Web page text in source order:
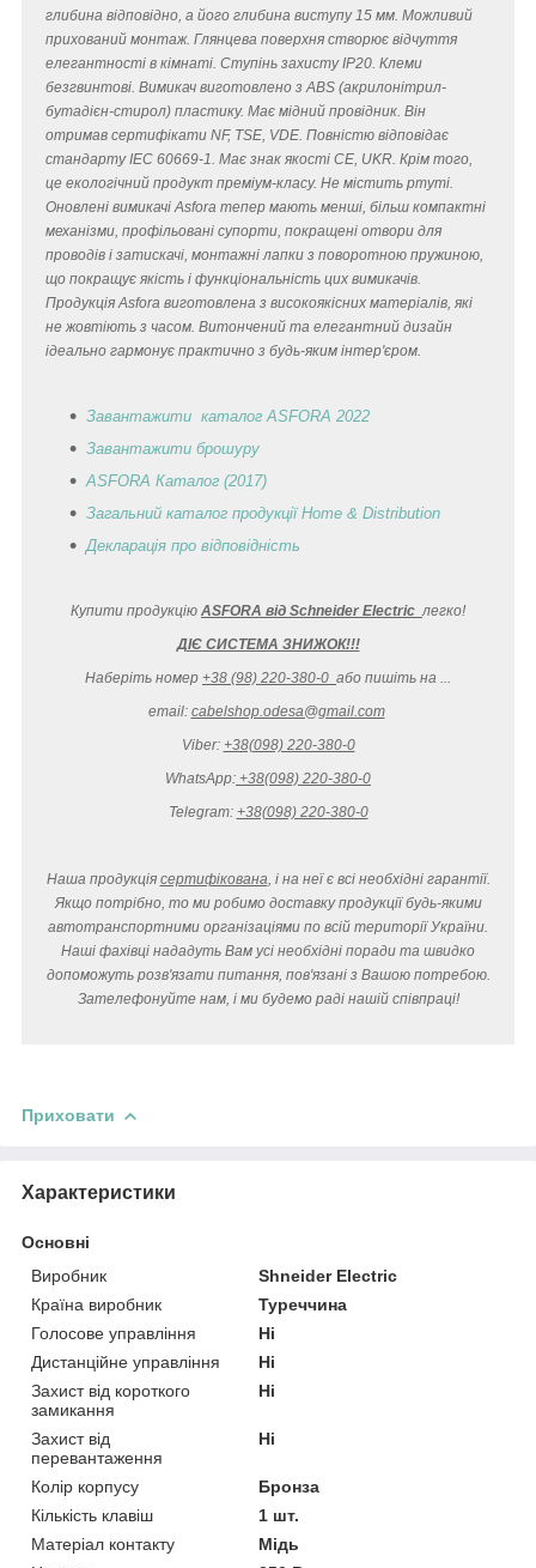
глибина відповідно, а його глибина виступу 15 мм. Можливий
прихований монтаж. Глянцева поверхня створює відчуття
елегантності в кімнаті. Ступінь захисту IP20. Клеми
безгвинтові. Вимикач виготовлено з ABS (акрилонітрил-
бутадієн-стирол) пластику. Має мідний провідник. Він
отримав сертифікати NF, TSE, VDE. Повністю відповідає
стандарту IEC 60669-1. Має знак якості CE, UKR. Крім того,
це екологічний продукт преміум-класу. Не містить ртуті.
Оновлені вимикачі Asfora тепер мають менші, більш компактні
механізми, профільовані супорти, покращені отвори для
проводів і затискачі, монтажні лапки з поворотною пружиною,
що покращує якість і функціональність цих вимикачів.
Продукція Asfora виготовлена з високоякісних матеріалів, які
не жовтіють з часом. Витончений та елегантний дизайн
ідеально гармонує практично з будь-яким інтер'єром.
Завантажити каталог ASFORA 2022
Завантажити брошуру
ASFORA Каталог (2017)
Загальний каталог продукції Home & Distribution
Декларація про відповідність
Купити продукцію ASFORA від Schneider Electric легко!
ДІЄ СИСТЕМА ЗНИЖОК!!!
Наберіть номер +38 (98) 220-380-0 або пишіть на ...
email: cabelshop.odesa@gmail.com
Viber: +38(098) 220-380-0
WhatsApp: +38(098) 220-380-0
Telegram: +38(098) 220-380-0
Наша продукція сертифікована , і на неї є всі необхідні гарантії.
Якщо потрібно, то ми робимо доставку продукції будь-якими
автотранспортними організаціями по всій території України.
Наші фахівці нададуть Вам усі необхідні поради та швидко
допоможуть розв'язати питання, пов'язані з Вашою потребою.
Зателефонуйте нам, і ми будемо раді нашій співпраці!
Приховати
Характеристики
Основні
Виробник
Shneider Electric
Країна виробник
Туреччина
Голосове управління
Ні
Дистанційне управління
Ні
Захист від короткого
замикання
Ні
Захист від
перевантаження
Ні
Колір корпусу
Бронза
Кількість клавіш
1 шт.
Матеріал контакту
Мідь